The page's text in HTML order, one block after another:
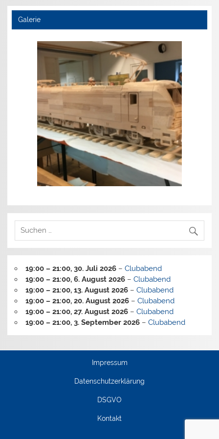
Galerie
19:00 – 21:00, 30. Juli 2026– Clubabend
19:00 – 21:00, 6. August 2026– Clubabend
19:00 – 21:00, 13. August 2026– Clubabend
19:00 – 21:00, 20. August 2026– Clubabend
19:00 – 21:00, 27. August 2026– Clubabend
19:00 – 21:00, 3. September 2026– Clubabend
Impressum
Datenschutzerklärung
DSGVO
Kontakt